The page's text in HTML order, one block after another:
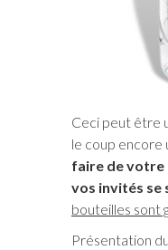
Ceci peut être
le coup encore
faire de votre
vos invités se
bouteilles sont
Présentation